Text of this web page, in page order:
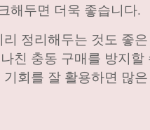
해두면 더욱 좋습니다.
정리해두는 것도 좋
친 충동 구매를 방지
회를 잘 활용하면 많